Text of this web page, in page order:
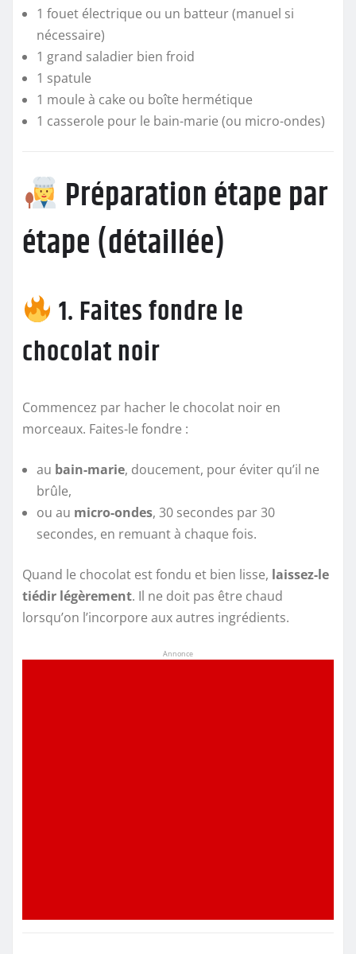
1 fouet électrique ou un batteur (manuel si
nécessaire)
1 grand saladier bien froid
1 spatule
1 moule à cake ou boîte hermétique
1 casserole pour le bain-marie (ou micro-ondes)
Préparation étape par
étape (détaillée)
1. Faites fondre le
chocolat noir
Commencez par hacher le chocolat noir en
morceaux. Faites-le fondre :
au bain-marie, doucement, pour éviter qu’il ne
brûle,
ou au micro-ondes, 30 secondes par 30
secondes, en remuant à chaque fois.
Quand le chocolat est fondu et bien lisse, laissez-le
tiédir légèrement. Il ne doit pas être chaud
lorsqu’on l’incorpore aux autres ingrédients.
Annonce